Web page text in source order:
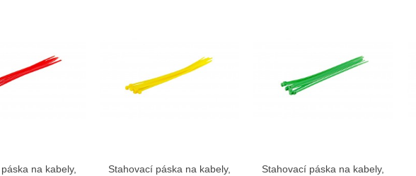
Zobrazit vícena kabely,
Zobrazit více
Stahovací páska na kabely,
Zobrazit více
Stahovací páska na kabely,